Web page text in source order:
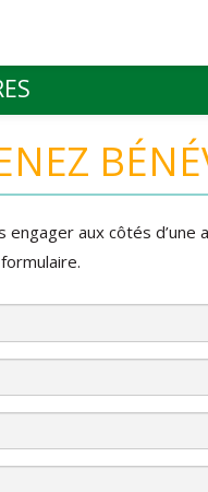
engager aux côtés d’une